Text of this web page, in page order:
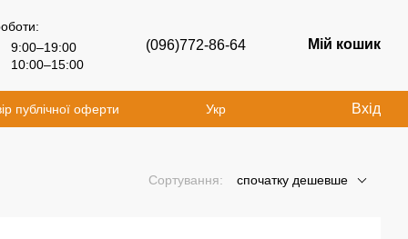
9:00–19:00
10:00–15:00
(096)772-86-64 Мій кошик
публічної оферти Укр Вхід
Сортування: спочатку дешевше